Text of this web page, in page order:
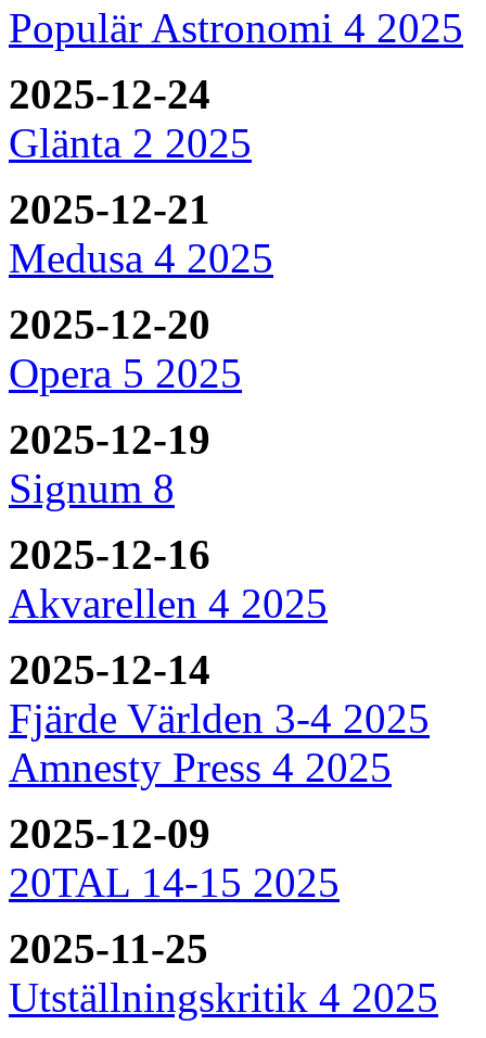
Populär Astronomi 4 2025
2025-12-24
Glänta 2 2025
2025-12-21
Medusa 4 2025
2025-12-20
Opera 5 2025
2025-12-19
Signum 8
2025-12-16
Akvarellen 4 2025
2025-12-14
Fjärde Världen 3-4 2025
Amnesty Press 4 2025
2025-12-09
20TAL 14-15 2025
2025-11-25
Utställningskritik 4 2025